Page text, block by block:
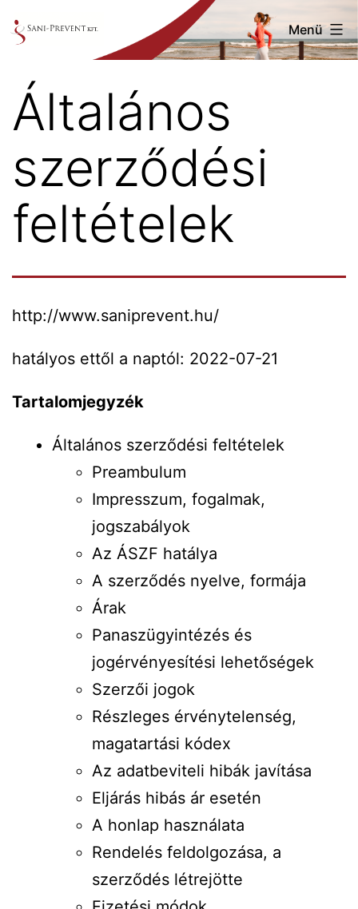
Menü
Általános
szerződési
feltételek
http://www.saniprevent.hu/
hatályos ettől a naptól: 2022-07-21
Tartalomjegyzék
Általános szerződési feltételek
Preambulum
Impresszum, fogalmak,
jogszabályok
Az ÁSZF hatálya
A szerződés nyelve, formája
Árak
Panaszügyintézés és
jogérvényesítési lehetőségek
Szerzői jogok
Részleges érvénytelenség,
magatartási kódex
Az adatbeviteli hibák javítása
Eljárás hibás ár esetén
A honlap használata
Rendelés feldolgozása, a
szerződés létrejötte